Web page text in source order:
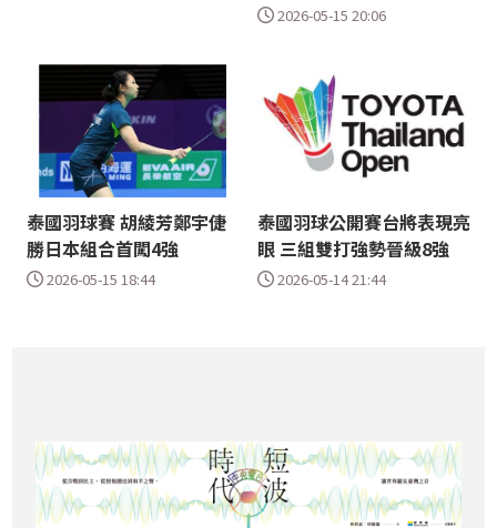
2026-05-15 20:06
泰國羽球賽 胡綾芳鄭宇倢
勝日本組合首闖4強
2026-05-15 18:44
泰國羽球公開賽台將表現亮
眼 三組雙打強勢晉級8強
2026-05-14 21:44